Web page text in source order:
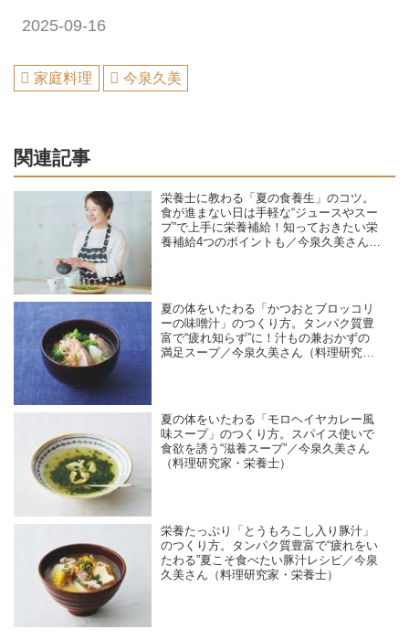
2025-09-16
家庭料理 今泉久美
関連記事
栄養士に教わる「夏の食養生」のコツ。
食が進まない日は手軽な“ジュースやスー
プ”で上手に栄養補給！知っておきたい栄
養補給4つのポイントも／今泉久美さん
夏の体をいたわる「かつおとブロッコリ
ーの味噌汁」のつくり方。タンパク質豊
富で“疲れ知らず”に！汁もの兼おかずの
満足スープ／今泉久美さん（料理研究
夏の体をいたわる「モロヘイヤカレー風
味スープ」のつくり方。スパイス使いで
食欲を誘う“滋養スープ”／今泉久美さん
（料理研究家・栄養士）
栄養たっぷり「とうもろこし入り豚汁」
のつくり方。タンパク質豊富で“疲れをい
たわる”夏こそ食べたい豚汁レシピ／今泉
久美さん（料理研究家・栄養士）